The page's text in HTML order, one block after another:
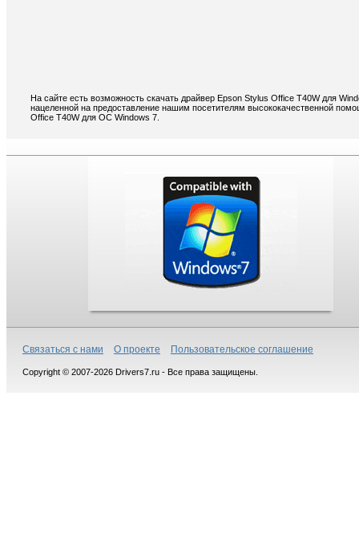
На сайте есть возможность скачать драйвер Epson Stylus Office T40W для
нацеленной на предоставление нашим посетителям высококачественной
Office T40W для ОС Windows 7.
Связаться с нами О проекте Пользовательское соглашение
Copyright © 2007-2026 Drivers7.ru - Все права защищены.